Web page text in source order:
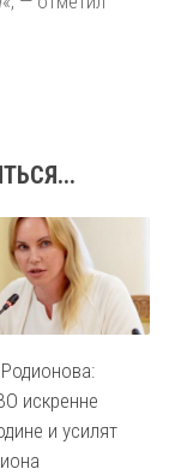
искренне
и усилят